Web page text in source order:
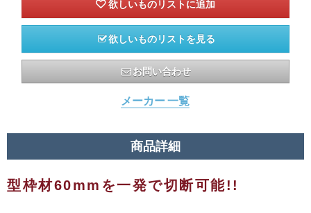
欲しいものリストを見る
お問い合わせ
メーカー 一覧
商品詳細
型枠材60mmを一発で切断可能!!